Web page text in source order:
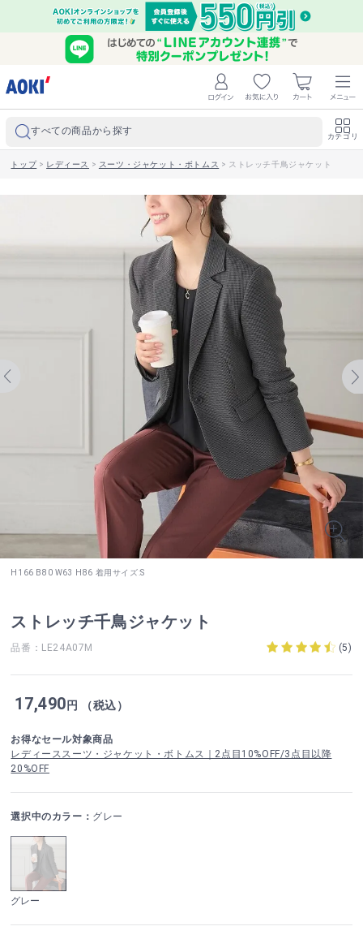
すべての商品から探す カテゴリ
トップ> レディース > スーツ・ジャケット・ボトムス > ストレッチ千鳥ジャケット
H166 B80 W63 H86 着用サイズ:S
ストレッチ千鳥ジャケット
品番：LE24A07M (5)
17,490円 （税込）
お得なセール対象商品
レディーススーツ・ジャケット・ボトムス｜2点目10%OFF/3点目以降
20%OFF
選択中のカラー： グレー
グレー